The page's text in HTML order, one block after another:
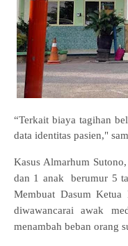
“Terkait biaya tagihan
data identitas pasien,"
Kasus Almarhum
dan 1 anak berumur 5
Membuat Dasum
diwawancarai awak
menambah beban orang